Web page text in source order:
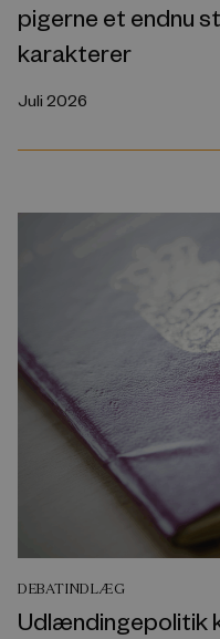
pigerne et endnu
karakterer
Juli 2026
DEBATINDLÆG
Udlændingepolitik